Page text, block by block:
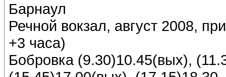
Барнаул
Речной вокзал, август 2008,
+3 часа)
Бобровка (9.30)10.45(вых),